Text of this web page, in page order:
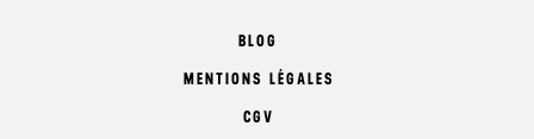
BLOG
MENTIONS LÉGALES
CGV